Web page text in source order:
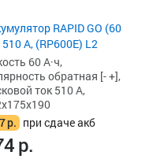
RAPID GO (60
А, (RP600E) L2
60 А·ч,
обратная [- +],
ток 510 А,
р. при сдаче акб
р.